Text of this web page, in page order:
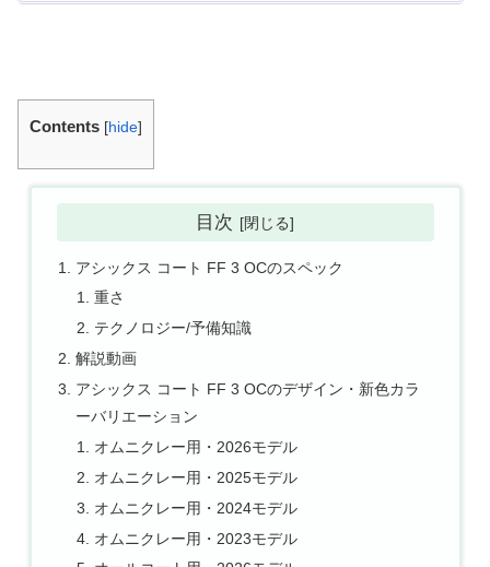
Contents [hide]
目次
アシックス コート FF 3 OCのスペック
重さ
テクノロジー/予備知識
解説動画
アシックス コート FF 3 OCのデザイン・新色カラ
ーバリエーション
オムニクレー用・2026モデル
オムニクレー用・2025モデル
オムニクレー用・2024モデル
オムニクレー用・2023モデル